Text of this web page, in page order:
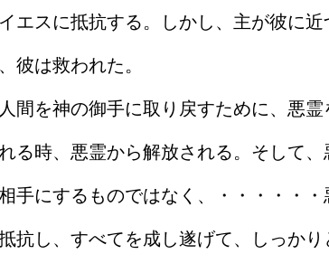
エスに抵抗する。しかし、主が彼に
彼は救われた。
間を神の御手に取り戻すために、悪
る時、悪霊から解放される。そして
手にするものではなく、・・・・・
抗し、すべてを成し遂げて、しっか